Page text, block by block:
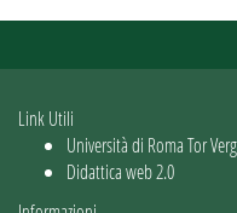
Link Utili
Università di Roma Tor
Didattica web 2.0